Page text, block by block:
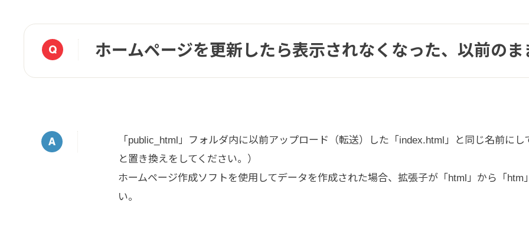
ホームページを更新したら表示されなくなった、以前のま
「public_html」フォルダ内に以前アップロード（転送）した「index.html」と同じ名前に
と置き換えをしてください。）
ホームページ作成ソフトを使用してデータを作成された場合、拡張子が「html」から「
い。